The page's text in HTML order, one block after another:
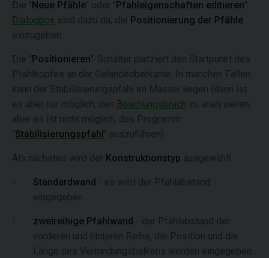
Die "Neue Pfähle" oder "Pfahleigenschaften editieren"
Dialogbox sind dazu da, die Positionierung der Pfähle
einzugeben.
Die "Positionieren"-Schalter platziert den Startpunkt des
Pfahlkopfes an der Geländeoberkante. In manchen Fällen
kann der Stabilisierungspfahl im Massiv liegen (dann ist
es aber nur möglich, den Böschungsbruch zu analysieren,
aber es ist nicht möglich, das Programm
"Stabilisierungspfahl" auszuführen).
Als nächstes wird der Konstruktionstyp ausgewählt:
Standardwand - es wird der Pfahlabstand
eingegeben
zweireihige Pfahlwand - der Pfahlabstand der
vorderen und hinteren Reihe, die Position und die
Länge des Verbindungsbalkens werden eingegeben.